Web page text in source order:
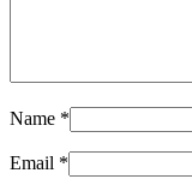
Name *
Email *